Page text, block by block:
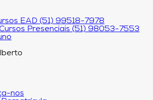
EAD (51) 99518-7978
Presenciais (51) 98053-7553
nos